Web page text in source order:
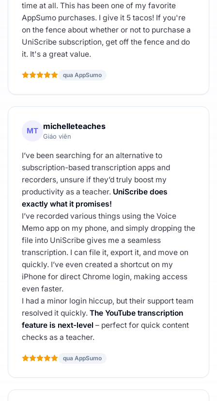
time at all. This has been one of my favorite
AppSumo purchases. I give it 5 tacos! If you're
on the fence about whether or not to purchase a
UniScribe subscription, get off the fence and do
it. It's a great value.
qua AppSumo
MT michelleteaches
Giáo viên
I’ve been searching for an alternative to
subscription-based transcription apps and
recorders, unsure if they’d truly boost my
productivity as a teacher. UniScribe does
exactly what it promises!
I’ve recorded various things using the Voice
Memo app on my phone, and simply dropping the
file into UniScribe gives me a seamless
transcription. I can file it, export it, and move on
quickly. I’ve even created a shortcut on my
iPhone for direct Chrome login, making access
even faster.
I had a minor login hiccup, but their support team
resolved it quickly. The YouTube transcription
feature is next-level – perfect for quick content
checks as a teacher.
qua AppSumo